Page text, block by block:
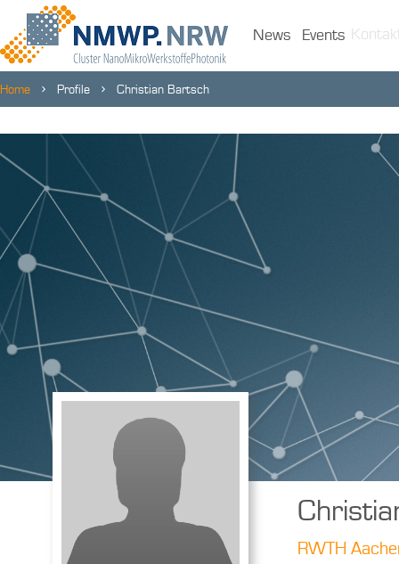
News Events
Home Profile Christian Bartsch
RWTH